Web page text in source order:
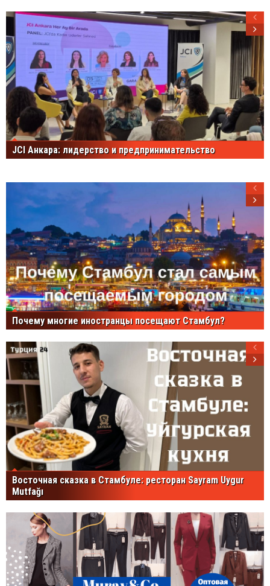
JCI Анкара: лидерство и предпринимательство
Почему многие иностранцы посещают Стамбул?
Восточная сказка в Стамбуле: ресторан Sayram Uygur
Mutfağı